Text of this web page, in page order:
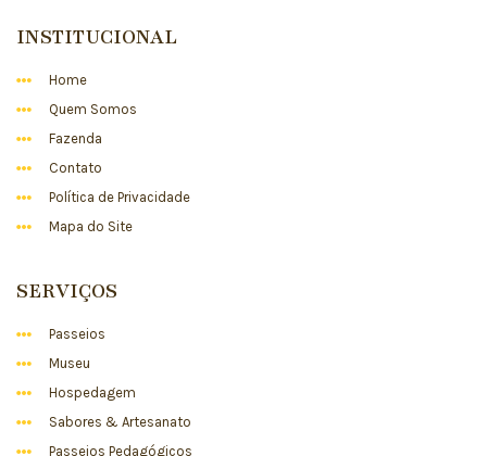
INSTITUCIONAL
Home
Quem Somos
Fazenda
Contato
Política de Privacidade
Mapa do Site
SERVIÇOS
Passeios
Museu
Hospedagem
Sabores & Artesanato
Passeios Pedagógicos